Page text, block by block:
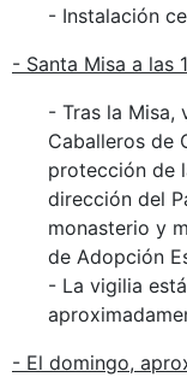
- Instalación
- Santa Misa a las
- Tras la
Caballeros de
protección de
dirección del
monasterio y
de Adopción
- La vigilia
- El domingo,